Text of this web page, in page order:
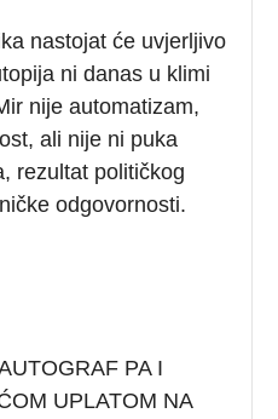
nastojat će uvjerljivo
ni danas u klimi
nije automatizam,
ali nije ni puka
rezultat političkog
odgovornosti.
PA I
UPLATOM NA